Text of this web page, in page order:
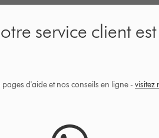
service client
d'aide et nos conseils en ligne - visitez